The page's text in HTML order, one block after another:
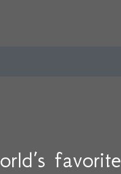
favorite